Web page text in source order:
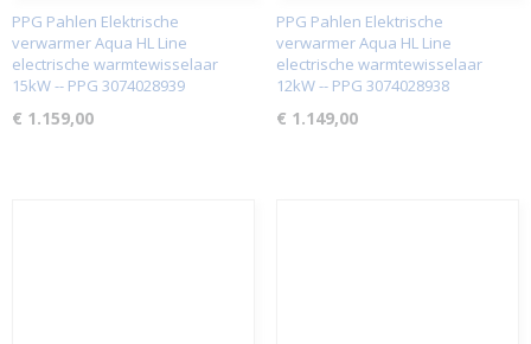
PPG Pahlen Elektrische
verwarmer Aqua HL Line
electrische warmtewisselaar
15kW -- PPG 3074028939
€ 1.159,00
PPG Pahlen Elektrische
verwarmer Aqua HL Line
electrische warmtewisselaar
12kW -- PPG 3074028938
€ 1.149,00